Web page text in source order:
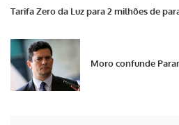
Tarifa Zero da Luz para 2 milhões de
Moro confunde